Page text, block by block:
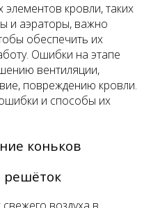
кровли, таких
и аэраторы, важно
обеспечить их
Ошибки на этапе
вентиляции,
повреждению кровли.
и способы их
коньков
решёток